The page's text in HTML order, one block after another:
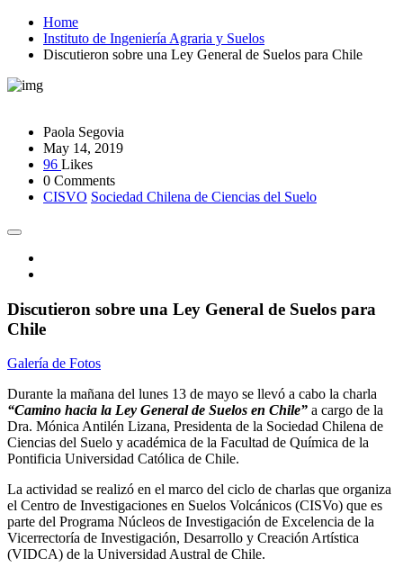
Home
Instituto de Ingeniería Agraria y Suelos
Discutieron sobre una Ley General de Suelos para Chile
Paola Segovia
May 14, 2019
96 Likes
0 Comments
CISVO Sociedad Chilena de Ciencias del Suelo
Discutieron sobre una Ley General de Suelos para
Chile
Galería de Fotos
Durante la mañana del lunes 13 de mayo se llevó a cabo la charla
“Camino hacia la Ley General de Suelos en Chile” a cargo de la
Dra. Mónica Antilén Lizana, Presidenta de la Sociedad Chilena de
Ciencias del Suelo y académica de la Facultad de Química de la
Pontificia Universidad Católica de Chile.
La actividad se realizó en el marco del ciclo de charlas que organiza
el Centro de Investigaciones en Suelos Volcánicos (CISVo) que es
parte del Programa Núcleos de Investigación de Excelencia de la
Vicerrectoría de Investigación, Desarrollo y Creación Artística
(VIDCA) de la Universidad Austral de Chile.